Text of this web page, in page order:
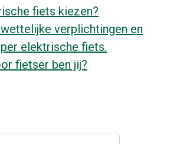
fiets kiezen?
verplichtingen en
elektrische fiets.
fietser ben jij?